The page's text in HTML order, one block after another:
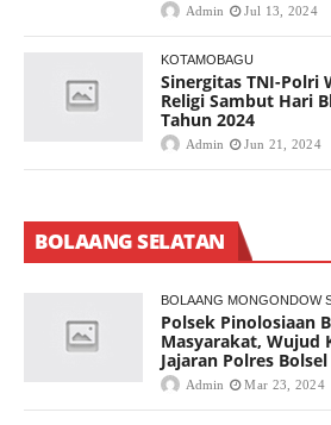
Admin Jul 13, 2024
KOTAMOBAGU
Sinergitas TNI-Polri
Religi Sambut Hari
Tahun 2024
Admin Jun 21, 2024
BOLAANG SELATAN
BOLAANG MONGONDOW
Polsek Pinolosiaan
Masyarakat, Wujud
Jajaran Polres Bolsel
Admin Mar 23, 2024